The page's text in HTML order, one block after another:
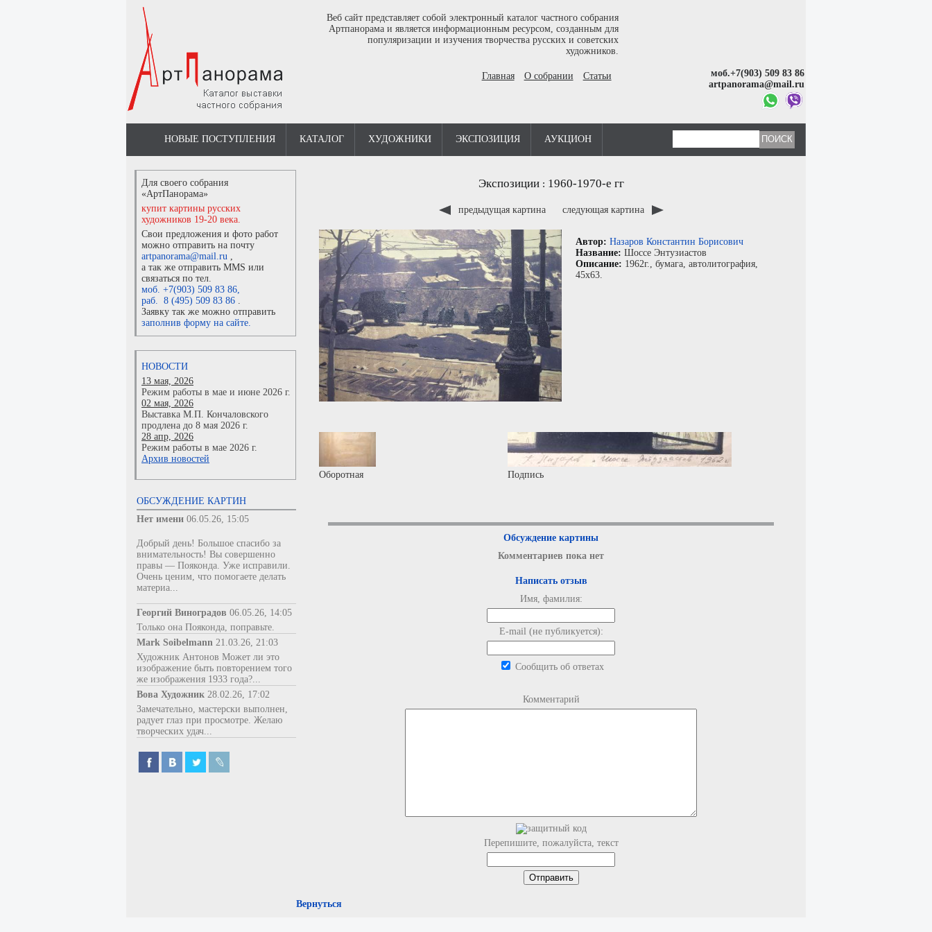
Веб сайт представляет собой электронный каталог частного собрания
Артпанорама и является информационным ресурсом, созданным для
популяризации и изучения творчества русских и советских
художников.
Главная О собрании Статьи
моб.+7(903) 509 83 86
artpanorama@mail.ru
НОВЫЕ ПОСТУПЛЕНИЯ КАТАЛОГ ХУДОЖНИКИ ЭКСПОЗИЦИЯ АУКЦИОН
Для своего собрания
«АртПанорама»
купит картины русских
художников 19-20 века.
Свои предложения и фото работ
можно отправить на почту
artpanorama@mail.ru ,
а так же отправить MMS или
связаться по тел.
моб. +7(903) 509 83 86,
раб. 8 (495) 509 83 86 .
Заявку так же можно отправить
заполнив форму на сайте.
НОВОСТИ
13 мая, 2026
Режим работы в мае и июне 2026 г.
02 мая, 2026
Выставка М.П. Кончаловского
продлена до 8 мая 2026 г.
28 апр, 2026
Режим работы в мае 2026 г.
Архив новостей
ОБСУЖДЕНИЕ КАРТИН
Нет имени 06.05.26, 15:05
Добрый день! Большое спасибо за
внимательность! Вы совершенно
правы — Пояконда. Уже исправили.
Очень ценим, что помогаете делать
материа...
Георгий Виноградов 06.05.26, 14:05
Только она Пояконда, поправьте.
Mark Soibelmann 21.03.26, 21:03
Художник Антонов Может ли это
изображение быть повторением того
же изображения 1933 года?...
Вова Художник 28.02.26, 17:02
Замечательно, мастерски выполнен,
радует глаз при просмотре. Желаю
творческих удач...
Экспозиции: 1960-1970-е гг
предыдущая картина следующая картина
Автор: Назаров Константин Борисович
Название: Шоссе Энтузиастов
Описание: 1962г., бумага, автолитография,
45x63.
Оборотная Подпись
Обсуждение картины
Комментариев пока нет
Написать отзыв
Имя, фамилия:
E-mail (не публикуется):
Сообщить об ответах
Комментарий
Перепишите, пожалуйста, текст
Вернуться